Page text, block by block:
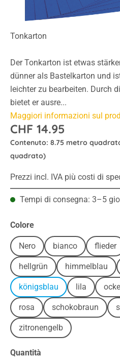
Tonkarton
Der Tonkarton ist etwas
dünner als Bastelkarton und
leichter zu bearbeiten. Durch
bietet er ausre...
Maggiori informazioni sul
CHF 14.95
Contenuto: 8.75 metro
quadrato)
Prezzi incl. IVA più costi di
Tempi di consegna: 3–5
Seleziona
Colore
Nero bianco flieder
hellgrün himmelblau
königsblau lila
rosa schokobraun
zitronengelb
Quantità